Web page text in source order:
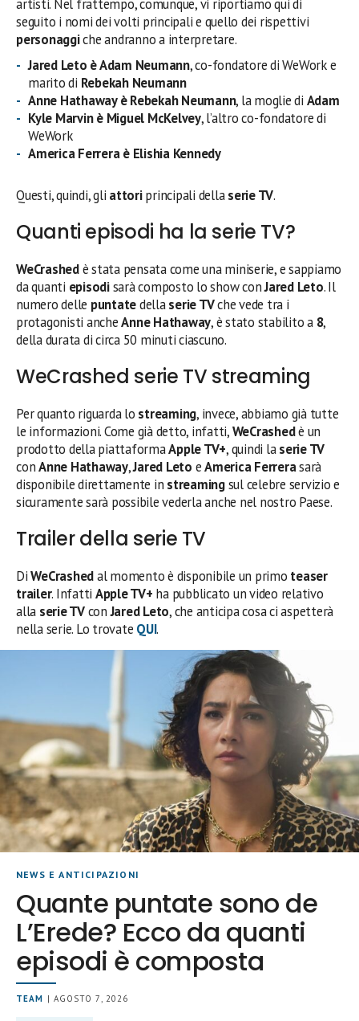
artisti. Nel frattempo, comunque, vi riportiamo qui di
seguito i nomi dei volti principali e quello dei rispettivi
personaggiche andranno a interpretare.
Jared Leto è Adam Neumann, co-fondatore di WeWork e
marito di Rebekah Neumann
Anne Hathaway è Rebekah Neumann, la moglie di Adam
Kyle Marvin è Miguel McKelvey, l’altro co-fondatore di
WeWork
America Ferrera è Elishia Kennedy
Questi, quindi, gli attoriprincipali dellaserie TV.
Quanti episodi ha la serie TV?
WeCrashedè stata pensata come una miniserie, e sappiamo
da quanti episodisarà composto lo show conJared Leto. Il
numero delle puntatedellaserie TVche vede tra i
protagonisti ancheAnne Hathaway, è stato stabilito a 8,
della durata di circa 50 minuti ciascuno.
WeCrashed serie TV streaming
Per quanto riguarda lo streaming, invece, abbiamo già tutte
le informazioni. Come già detto, infatti,WeCrashedè un
prodotto della piattaformaApple TV+, quindi laserie TV
conAnne Hathaway,Jared Leto eAmerica Ferrerasarà
disponibile direttamente in streamingsul celebre servizio e
sicuramente sarà possibile vederla anche nel nostro Paese.
Trailer della serie TV
DiWeCrashedal momento è disponibile un primo teaser
trailer. Infatti Apple TV+ ha pubblicato un video relativo
alla serie TVconJared Leto, che anticipa cosa ci aspetterà
nella serie. Lo trovate QUI.
NEWS E ANTICIPAZIONI
Quante puntate sono de
L’Erede? Ecco da quanti
episodi è composta
TEAM | AGOSTO 7, 2026